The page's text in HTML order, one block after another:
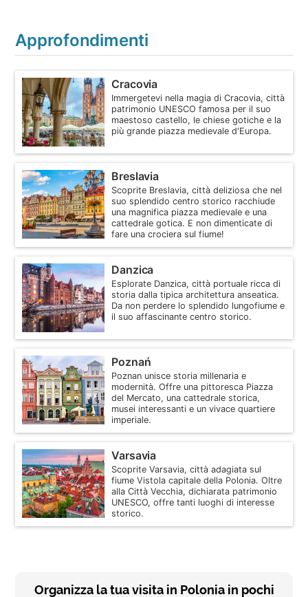
Approfondimenti
Cracovia
Immergetevi nella magia di Cracovia, città
patrimonio UNESCO famosa per il suo
maestoso castello, le chiese gotiche e la
più grande piazza medievale d'Europa.
Breslavia
Scoprite Breslavia, città deliziosa che nel
suo splendido centro storico racchiude
una magnifica piazza medievale e una
cattedrale gotica. E non dimenticate di
fare una crociera sul fiume!
Danzica
Esplorate Danzica, città portuale ricca di
storia dalla tipica architettura anseatica.
Da non perdere lo splendido lungofiume e
il suo affascinante centro storico.
Poznań
Poznan unisce storia millenaria e
modernità. Offre una pittoresca Piazza
del Mercato, una cattedrale storica,
musei interessanti e un vivace quartiere
imperiale.
Varsavia
Scoprite Varsavia, città adagiata sul
fiume Vistola capitale della Polonia. Oltre
alla Città Vecchia, dichiarata patrimonio
UNESCO, offre tanti luoghi di interesse
storico.
Organizza la tua visita in Polonia in pochi